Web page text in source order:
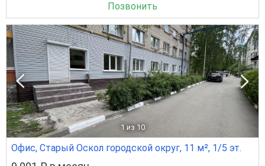
Позвонить
1 из 10
Офис, Старый Оскол городской округ, 11 м², 1/5 эт.